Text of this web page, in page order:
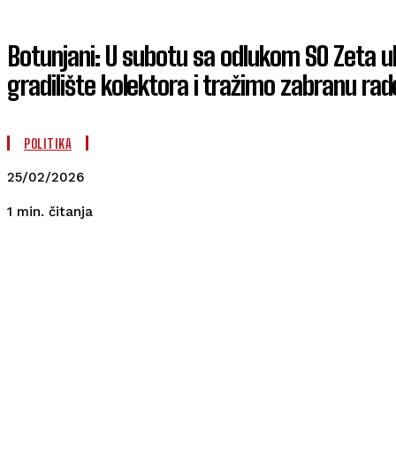
Botunjani: U subotu sa odlukom SO Zeta
gradilište kolektora i tražimo zabranu
POLITIKA
25/02/2026
1 min. čitanja